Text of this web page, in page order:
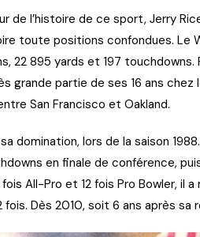
de l’histoire de ce sport, Jerry
toute positions confondues.
22 895 yards et 197
grande partie de ses 16 ans
San Francisco et Oakland.
domination, lors de la saison
en finale de conférence,
fois All-Pro et 12 fois Pro Bowler, il
Dès 2010, soit 6 ans après sa